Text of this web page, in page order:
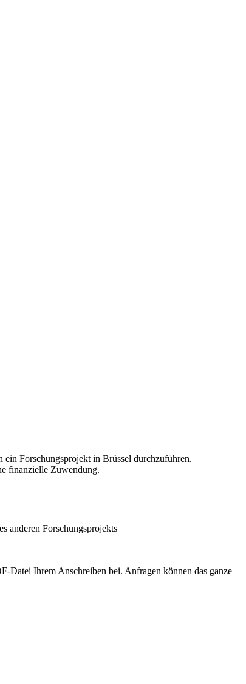
Forschungsprojekt in Brüssel durchzuführen.
finanzielle Zuwendung.
anderen Forschungsprojekts
Datei Ihrem Anschreiben bei. Anfragen können das ganze